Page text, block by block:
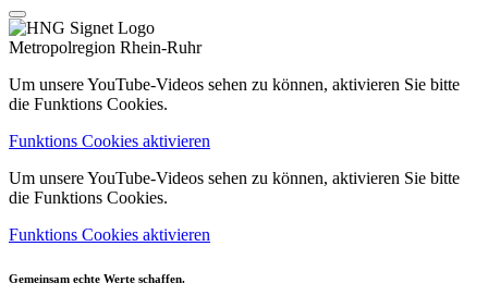
Metropolregion Rhein-Ruhr
Um unsere YouTube-Videos sehen zu können, aktivieren Sie bitte
die Funktions Cookies.
Funktions Cookies aktivieren
Um unsere YouTube-Videos sehen zu können, aktivieren Sie bitte
die Funktions Cookies.
Funktions Cookies aktivieren
Gemeinsam echte Werte schaffen.